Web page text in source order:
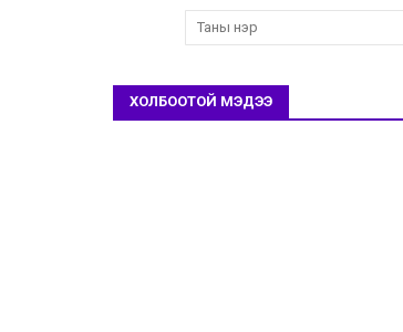
ХОЛБООТОЙ МЭДЭЭ